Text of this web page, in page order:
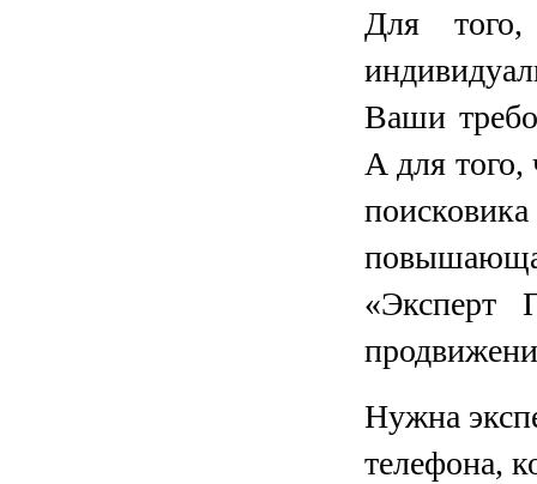
Для
Ваши
А для того,
«Эксперт
Нужна
телефона,